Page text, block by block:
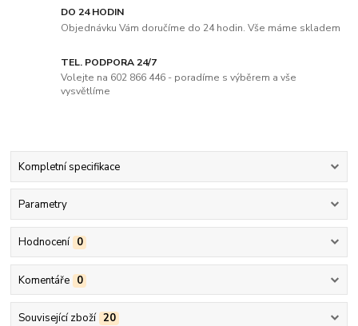
DO 24 HODIN
Objednávku Vám doručíme do 24 hodin. Vše máme skladem
TEL. PODPORA 24/7
Volejte na 602 866 446 - poradíme s výběrem a vše
vysvětlíme
Kompletní specifikace
Parametry
Hodnocení 0
Komentáře 0
Související zboží 20